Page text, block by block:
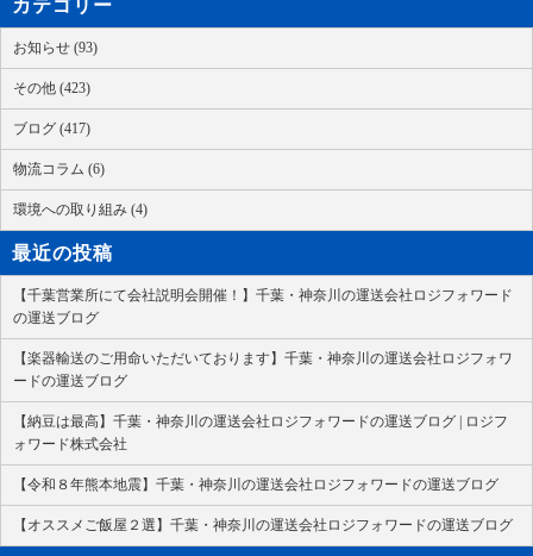
カテゴリー
お知らせ (93)
その他 (423)
ブログ (417)
物流コラム (6)
環境への取り組み (4)
最近の投稿
【千葉営業所にて会社説明会開催！】千葉・神奈川の運送会社ロジフォワード
の運送ブログ
【楽器輸送のご用命いただいております】千葉・神奈川の運送会社ロジフォワ
ードの運送ブログ
【納豆は最高】千葉・神奈川の運送会社ロジフォワードの運送ブログ | ロジフ
ォワード株式会社
【令和８年熊本地震】千葉・神奈川の運送会社ロジフォワードの運送ブログ
【オススメご飯屋２選】千葉・神奈川の運送会社ロジフォワードの運送ブログ